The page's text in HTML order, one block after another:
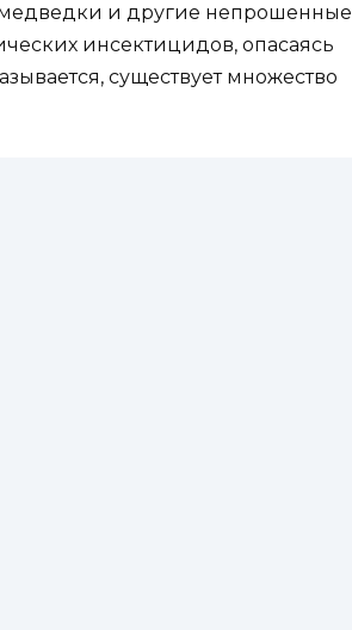
медведки и другие непрошенные
инсектицидов, опасаясь
существует множество